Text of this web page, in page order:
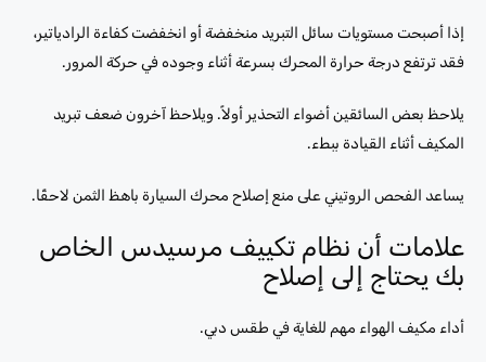
إذا أصبحت مستويات سائل التبريد منخفضة أو انخفضت كفاءة الرادياتير،
فقد ترتفع درجة حرارة المحرك بسرعة أثناء وجوده في حركة المرور.
يلاحظ بعض السائقين أضواء التحذير أولاً. ويلاحظ آخرون ضعف تبريد
المكيف أثناء القيادة ببطء.
يساعد الفحص الروتيني على منع إصلاح محرك السيارة باهظ الثمن لاحقًا.
علامات أن نظام تكييف مرسيدس الخاص
بك يحتاج إلى إصلاح
أداء مكيف الهواء مهم للغاية في طقس دبي.